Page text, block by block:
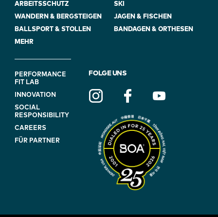
ARBEITSSCHUTZ
SKI
WANDERN & BERGSTEIGEN
JAGEN & FISCHEN
BALLSPORT & STOLLEN
BANDAGEN & ORTHESEN
MEHR
FOOTER
NAVIGATION
(ON
BLUE)
PERFORMANCE
FIT LAB
INNOVATION
SOCIAL
RESPONSIBILITY
CAREERS
FÜR PARTNER
FOLGE UNS